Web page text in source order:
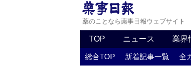
薬のことなら薬事日報ウェブサイト
TOP ニュース 業界
総合TOP 新着記事一覧 全